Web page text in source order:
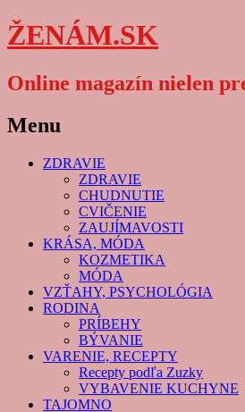
ŽENÁM.SK
Online magazín nielen
Menu
Skip
ZDRAVIE
ZDRAVIE
CHUDNUTIE
CVIČENIE
ZAUJÍMAVOSTI
KRÁSA, MÓDA
KOZMETIKA
MÓDA
VZŤAHY, PSYCHOLÓGIA
RODINA
PRÍBEHY
BÝVANIE
VARENIE, RECEPTY
Recepty podľa Zuzky
VYBAVENIE KUCHYNE
TAJOMNO